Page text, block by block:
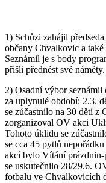
1) Schůzi zahájil
občany Chvalkovic a také
Seznámil je s body
přišli přednést své náměty.
2) Osadní výbor
za uplynulé období: 2.3.
se zúčastnilo na 30 dětí
zorganizoval OV akci
Tohoto úklidu se
se cca 45 pytlů
akcí bylo Vítání prázdnin-
se uskutečnilo 28/29.6.
fotbalu ve Chvalkovicích